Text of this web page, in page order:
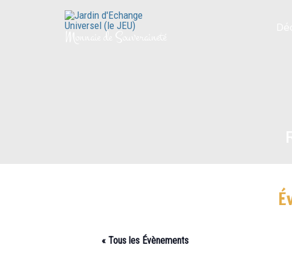
Monnaie de Souveraineté
« Tous les Évènements